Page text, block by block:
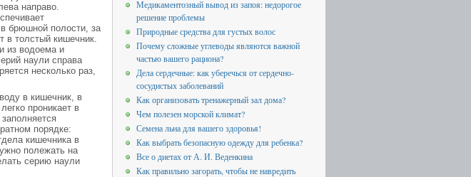
направо.
брюшной полости, за
в толстый кишечник.
из водоема и
наули справа
несколько раз,
в кишечник, в
проникает в
порядке:
кишечника в
полежать на
серию наули
Медикаментозный вывод из запоя: недорогое
решение проблемы
Природные средства для густых волос
Почему сложные углеводы являются важной
частью вашего рациона?
Дела сердечные: как уберечься от сердечно-
сосудистых заболеваний
Как организовать тренажерный зал дома?
Чем полезен морской климат?
Семена льна для вашего здоровья!
Как выбрать безопасную одежду для ребенка?
Все о диетах от А. И. Веденкина
Как правильно загорать, чтобы не навредить